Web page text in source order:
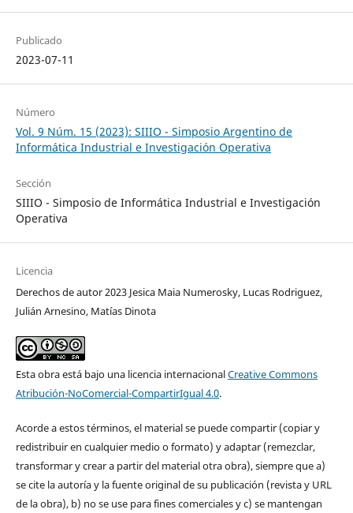
Publicado
2023-07-11
Número
Vol. 9 Núm. 15 (2023): SIIIO - Simposio Argentino de
Informática Industrial e Investigación Operativa
Sección
SIIIO - Simposio de Informática Industrial e Investigación
Operativa
Licencia
Derechos de autor 2023 Jesica Maia Numerosky, Lucas Rodriguez,
Julián Arnesino, Matías Dinota
Esta obra está bajo una licencia internacionalCreative Commons
Atribución-NoComercial-CompartirIgual 4.0.
Acorde a estos términos, el material se puede compartir (copiar y
redistribuir en cualquier medio o formato) y adaptar (remezclar,
transformar y crear a partir del material otra obra), siempre que a)
se cite la autoría y la fuente original de su publicación (revista y URL
de la obra), b) no se use para fines comerciales y c) se mantengan